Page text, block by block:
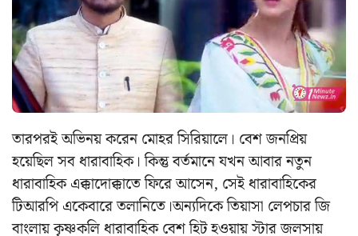
তারপরই অভিনয় করেন মোহর সিরিয়ালে। বেশ জনপ্রিয়
হয়েছিল সব ধারাবাহিক। কিন্তু বর্তমানে যখন আবার নতুন
ধারাবাহিক এক্কাদোক্কাতে ফিরে আসেন, সেই ধারাবাহিকের
টিআরপি একেবারে তলানিতে।অন্যদিকে তিয়াসা লেপচার জি
বাংলায় কৃষ্ণকলি ধারাবাহিক বেশ হিট হওয়ায় স্টার জলসায়